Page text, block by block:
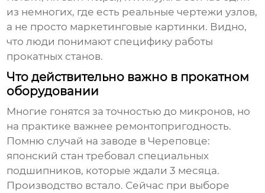
из немногих, где есть реальные чертежи узлов,
а не просто маркетинговые картинки. Видно,
что люди понимают специфику работы
прокатных станов.
Что действительно важно в прокатном
оборудовании
Многие гонятся за точностью до микронов, но
на практике важнее ремонтопригодность.
Помню случай на заводе в Череповце:
японский стан требовал специальных
подшипников, которые ждали 3 месяца.
Производство встало. Сейчас при выборе